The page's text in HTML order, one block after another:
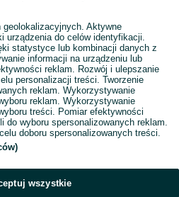
geolokalizacyjnych. Aktywne
urządzenia do celów identyfikacji.
statystyce lub kombinacji danych z
informacji na urządzeniu lub
reklam. Rozwój i ulepszanie
personalizacji treści. Tworzenie
reklam. Wykorzystywanie
reklam. Wykorzystywanie
treści. Pomiar efektywności
do wyboru spersonalizowanych reklam.
doboru spersonalizowanych treści.
wszystkie